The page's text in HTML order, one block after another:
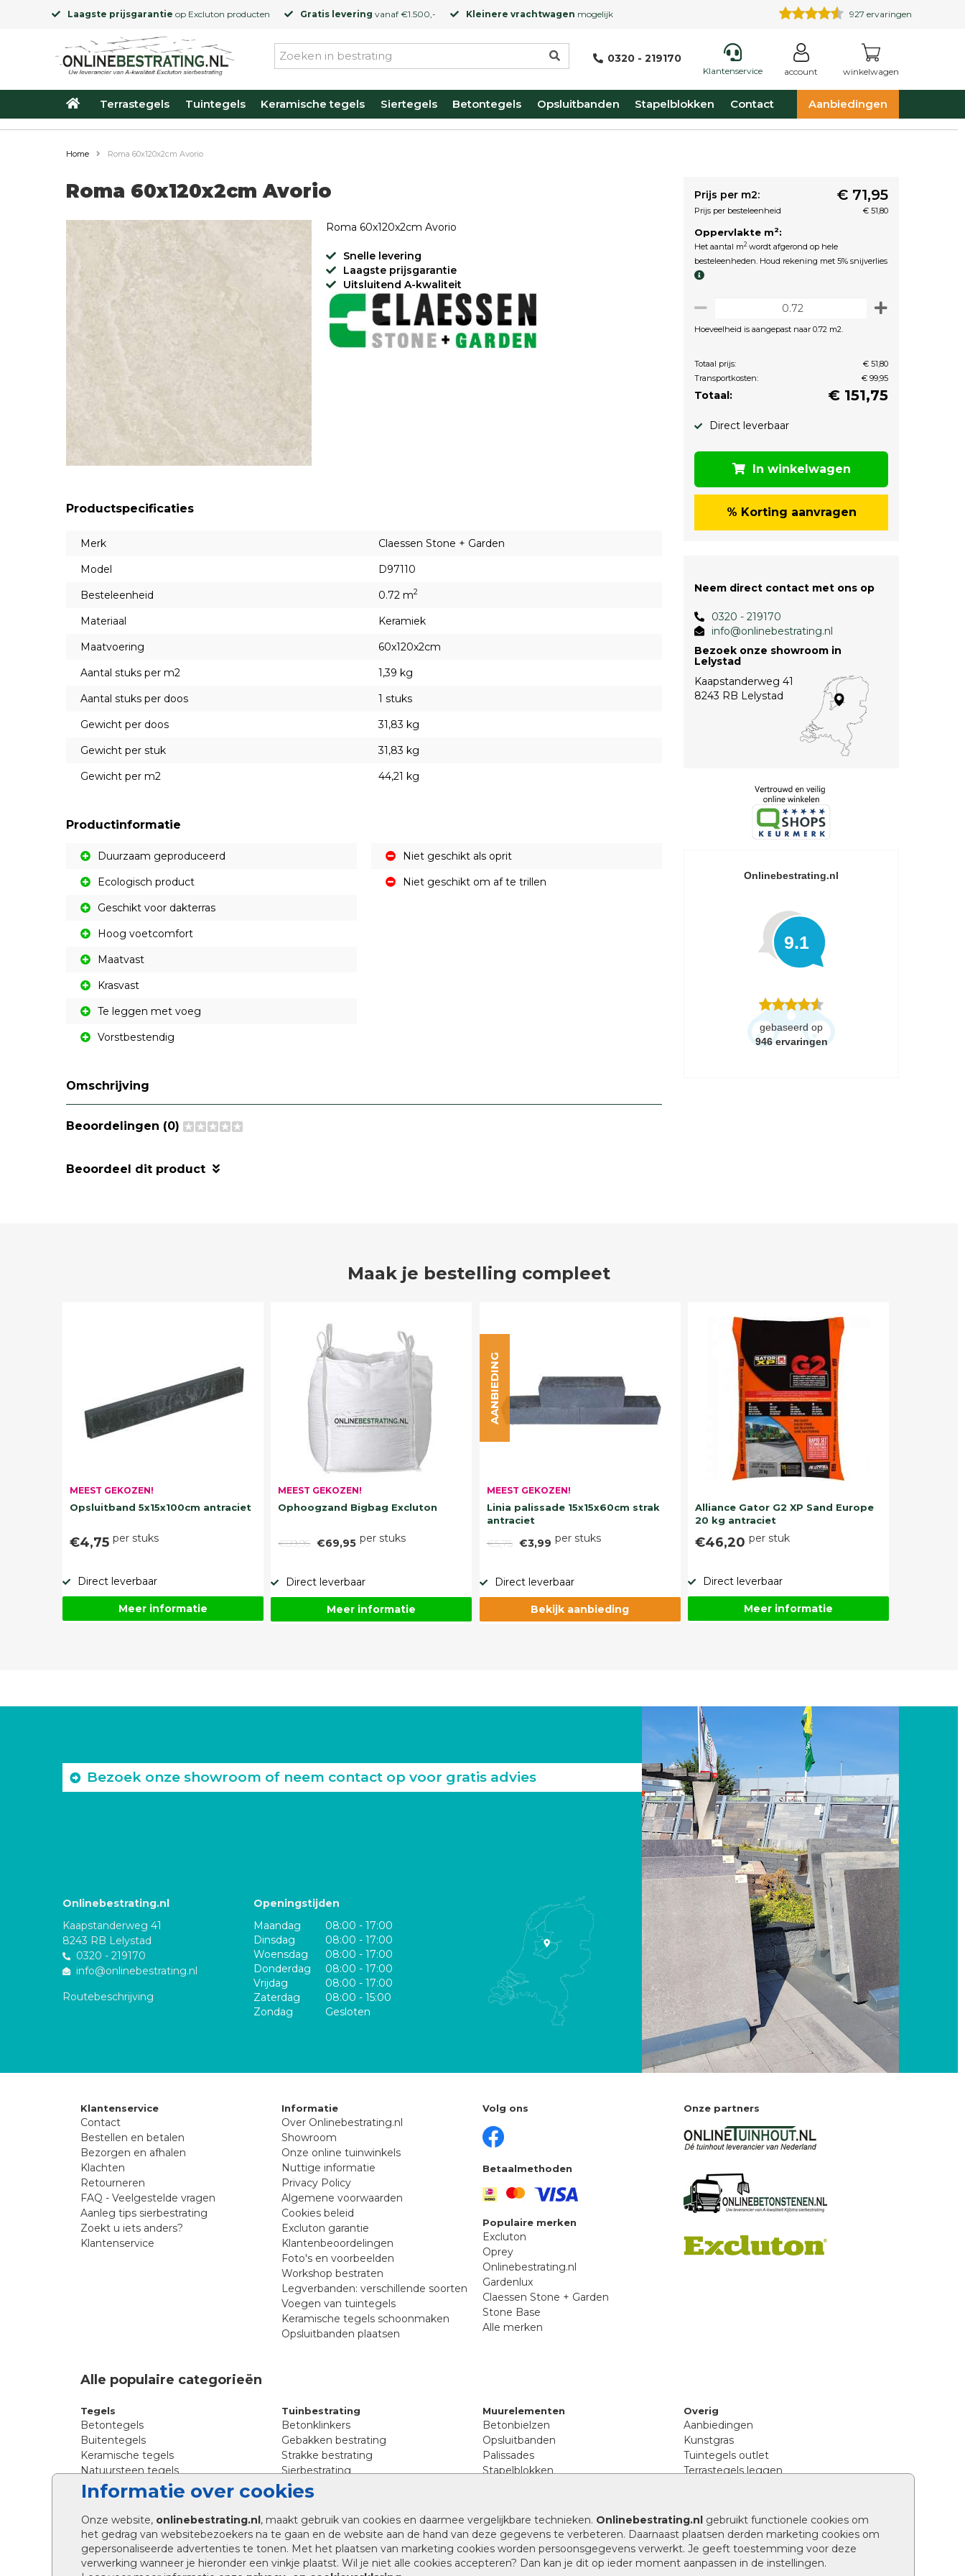
Laagste prijsgarantie op Excluton producten Gratis levering vanaf €1.500,- Kleinere vrachtwagen mogelijk 927 ervaringen
0320 - 219170
Klantenservice account winkelwagen
Terrastegels Tuintegels Keramische tegels Siertegels Betontegels Opsluitbanden Stapelblokken Contact Aanbiedingen
Informatie over cookies
Onze website, onlinebestrating.nl, maakt gebruik van cookies en daarmee vergelijkbare technieken. Onlinebestrating.nl gebruikt functionele cookies om
het gedrag van websitebezoekers na te gaan en de website aan de hand van deze gegevens te verbeteren. Daarnaast plaatsen derden marketing cookies om
gepersonaliseerde advertenties te tonen. Met het plaatsen van marketing cookies worden persoonsgegevens verwerkt. Je geeft toestemming voor deze
verwerking wanneer je hieronder een vinkje plaatst. Wil je niet alle cookies accepteren? Dan kan je dit op ieder moment aanpassen in de instellingen.
Home Roma 60x120x2cm Avorio
Roma 60x120x2cm Avorio
Roma 60x120x2cm Avorio
Snelle levering
Laagste prijsgarantie
Uitsluitend A-kwaliteit
Productspecificaties
Merk
Claessen Stone + Garden
Model
D97110
Besteleenheid
0.72 m2
Materiaal
Keramiek
Maatvoering
60x120x2cm
Aantal stuks per m2
1,39 kg
Aantal stuks per doos
1 stuks
Gewicht per doos
31,83 kg
Gewicht per stuk
31,83 kg
Gewicht per m2
44,21 kg
Productinformatie
Duurzaam geproduceerd
Ecologisch product
Geschikt voor dakterras
Hoog voetcomfort
Maatvast
Krasvast
Te leggen met voeg
Vorstbestendig
Niet geschikt als oprit
Niet geschikt om af te trillen
Omschrijving
Beoordelingen (0)
Beoordeel dit product
Prijs per m2: € 71,95
Prijs per besteleenheid € 51,80
Oppervlakte m2:
Het aantal m2 wordt afgerond op hele
besteleenheden. Houd rekening met 5% snijverlies
Hoeveelheid is aangepast naar 0.72 m2.
Totaal prijs:
€ 51,80
Transportkosten:
€ 99,95
Totaal: € 151,75
Direct leverbaar
In winkelwagen
% Korting aanvragen
Neem direct contact met ons op
0320 - 219170
info@onlinebestrating.nl
Bezoek onze showroom in
Lelystad
Kaapstanderweg 41
8243 RB Lelystad
Onlinebestrating.nl
9.1
gebaseerd op
946 ervaringen
Maak je bestelling compleet
MEEST GEKOZEN!
Opsluitband 5x15x100cm antraciet
€4,75 per stuks
Direct leverbaar
Meer informatie
MEEST GEKOZEN!
Ophoogzand Bigbag Excluton
€89,95 €69,95 per stuks
Direct leverbaar
Meer informatie
MEEST GEKOZEN!
Linia palissade 15x15x60cm strak
antraciet
€5,75 €3,99 per stuks
AANBIEDING
Direct leverbaar
Bekijk aanbieding
Alliance Gator G2 XP Sand Europe
20 kg antraciet
€46,20 per stuk
Direct leverbaar
Meer informatie
Bezoek onze showroom of neem contact op voor gratis advies
Onlinebestrating.nl
Kaapstanderweg 41
8243 RB Lelystad
0320 - 219170
info@onlinebestrating.nl
Routebeschrijving
Openingstijden
Maandag
08:00 - 17:00
Dinsdag
08:00 - 17:00
Woensdag
08:00 - 17:00
Donderdag
08:00 - 17:00
Vrijdag
08:00 - 17:00
Zaterdag
08:00 - 15:00
Zondag
Gesloten
Klantenservice
Contact
Bestellen en betalen
Bezorgen en afhalen
Klachten
Retourneren
FAQ - Veelgestelde vragen
Aanleg tips sierbestrating
Zoekt u iets anders?
Klantenservice
Informatie
Over Onlinebestrating.nl
Showroom
Onze online tuinwinkels
Nuttige informatie
Privacy Policy
Algemene voorwaarden
Cookies beleid
Excluton garantie
Klantenbeoordelingen
Foto's en voorbeelden
Workshop bestraten
Legverbanden: verschillende soorten
Voegen van tuintegels
Keramische tegels schoonmaken
Opsluitbanden plaatsen
Volg ons
Betaalmethoden
Populaire merken
Excluton
Oprey
Onlinebestrating.nl
Gardenlux
Claessen Stone + Garden
Stone Base
Alle merken
Onze partners
Alle populaire categorieën
Tegels
Betontegels
Buitentegels
Keramische tegels
Natuursteen tegels
Siertegels
Stoeptegels
Straattegels
Terrastegels
Tuintegels
Tuinbestrating
Betonklinkers
Gebakken bestrating
Strakke bestrating
Sierbestrating
Straatklinkers
Straatstenen
Trommelstenen
Tuinstenen
Waalformaat
Wildverband bestrating
Muurelementen
Betonbielzen
Opsluitbanden
Palissades
Stapelblokken
Afwatering en diversen
Beplantings en betonelementen
Split, grind en zand
Oprit tegels
Overig
Aanbiedingen
Kunstgras
Tuintegels outlet
Terrastegels leggen
Legpatronen betonstenen
Hoe betonstenen onderhouden
Aanlegtips voor betonstenen
Verschil betontegels en keramische